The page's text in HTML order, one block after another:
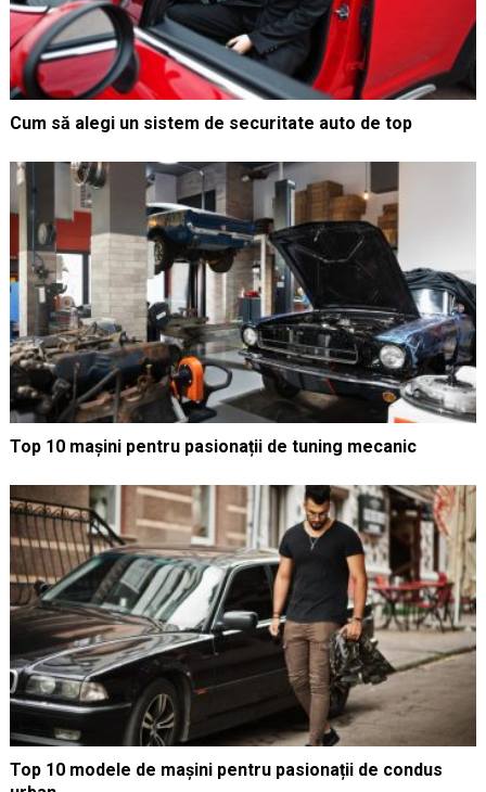
Cum să alegi un sistem de securitate auto de top
Top 10 mașini pentru pasionații de tuning mecanic
Top 10 modele de mașini pentru pasionații de condus